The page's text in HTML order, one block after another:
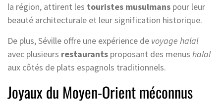
la région, attirent les touristes musulmans pour leur
beauté architecturale et leur signification historique.
De plus, Séville offre une expérience de voyage halal
avec plusieurs restaurants proposant des menus halal
aux côtés de plats espagnols traditionnels.
Joyaux du Moyen-Orient méconnus